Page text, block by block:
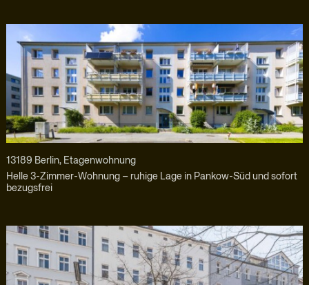
13189 Berlin, Etagenwohnung
Helle 3-Zimmer-Wohnung – ruhige Lage in Pankow-Süd und sofort
bezugsfrei